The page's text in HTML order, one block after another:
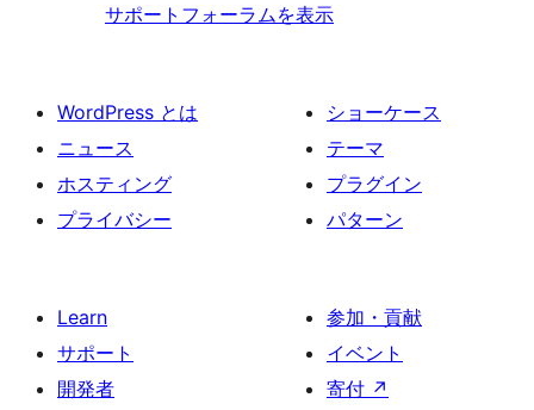
サポートフォーラムを表示
WordPress とは
ニュース
ホスティング
プライバシー
ショーケース
テーマ
プラグイン
パターン
Learn
サポート
開発者
参加・貢献
イベント
寄付 ↗